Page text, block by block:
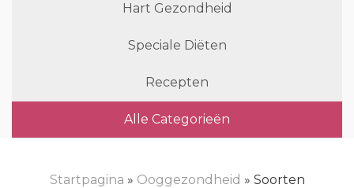
Hart Gezondheid
Speciale Diëten
Recepten
Alle Categorieën
Startpagina » Ooggezondheid » Soorten